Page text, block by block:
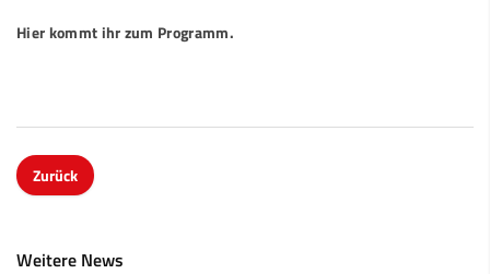
Hier kommt ihr zum Programm.
Zurück
Weitere News